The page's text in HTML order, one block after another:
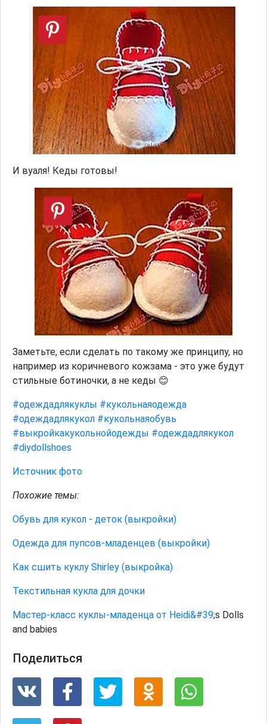
И вуаля! Кеды готовы!
Заметьте, если сделать по такому же принципу, но
например из коричневого кожзама - это уже будут
стильные ботиночки, а не кеды 😊
#одеждадлякуклы #кукольнаяодежда
#одеждадлякукол #кукольнаяобувь
#выкройкакукольнойодежды #одеждадлякукол
#diydollshoes
Источник фото
Похожие темы:
Обувь для кукол - деток (выкройки)
Одежда для пупсов-младенцев (выкройки)
Как сшить куклу Shirley (выкройка)
Текстильная кукла для дочки
Мастер-класс куклы-младенца от Heidi&#39;s Dolls
and babies
Поделиться